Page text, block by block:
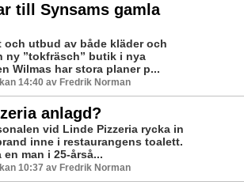
till Synsams gamla
och utbud av både kläder och
ny ”tokfräsch” butik i nya
Wilmas har stora planer p...
14:40 av Fredrik Norman
anlagd?
vid Linde Pizzeria rycka in
inne i restaurangens toalett.
man i 25-årså...
10:37 av Fredrik Norman